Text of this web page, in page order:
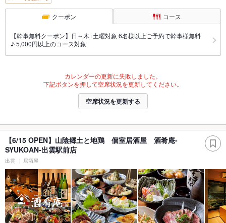
クーポン コース
【幹事無料クーポン】日～木+土曜対象 6名様以上ご予約で幹事様無料
♪ 5,000円以上のコース対象
カレンダーの更新に失敗しました。
下記ボタンを押して空席状況を更新してください。
空席状況を更新する
【6/15 OPEN】山陰郷土と地鶏 個室居酒屋 酒肴庵-
SYUKOAN-出雲駅前店
出雲 居酒屋